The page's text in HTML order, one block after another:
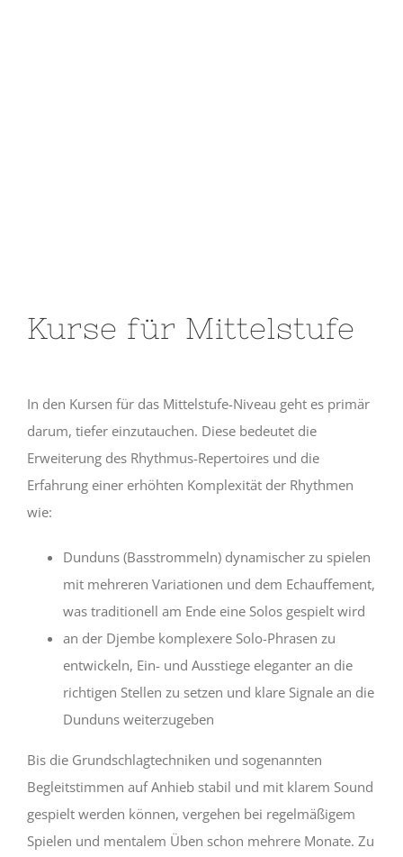
Kurse für Mittelstufe
In den Kursen für das Mittelstufe-Niveau geht es primär
darum, tiefer einzutauchen. Diese bedeutet die
Erweiterung des Rhythmus-Repertoires und die
Erfahrung einer erhöhten Komplexität der Rhythmen
wie:
Dunduns (Basstrommeln) dynamischer zu spielen
mit mehreren Variationen und dem Echauffement,
was traditionell am Ende eine Solos gespielt wird
an der Djembe komplexere Solo-Phrasen zu
entwickeln, Ein- und Ausstiege eleganter an die
richtigen Stellen zu setzen und klare Signale an die
Dunduns weiterzugeben
Bis die Grundschlagtechniken und sogenannten
Begleitstimmen auf Anhieb stabil und mit klarem Sound
gespielt werden können, vergehen bei regelmäßigem
Spielen und mentalem Üben schon mehrere Monate. Zu